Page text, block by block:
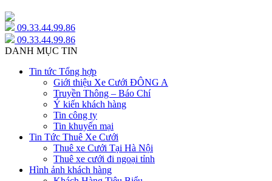
09.33.44.99.86
09.33.44.99.86
DANH MỤC TIN
Tin tức Tổng hợp
Giới thiệu Xe Cưới ĐÔNG A
Truyền Thông – Báo Chí
Ý kiến khách hàng
Tin công ty
Tin khuyến mại
Tin Tức Thuê Xe Cưới
Thuê xe Cưới Tại Hà Nội
Thuê xe cưới đi ngoại tỉnh
Hình ảnh khách hàng